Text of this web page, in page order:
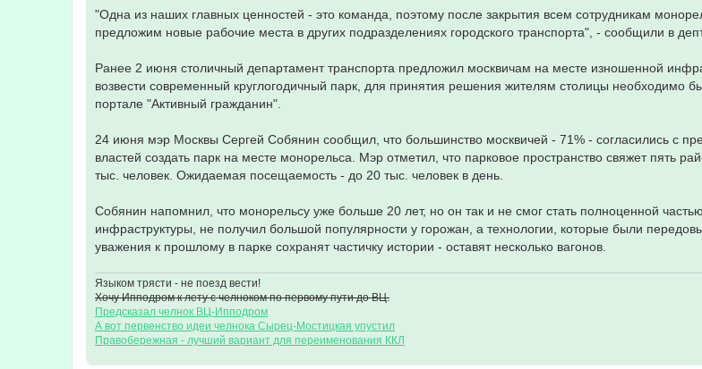
"Одна из наших главных ценностей - это команда, поэтому после закрытия всем сотрудникам
предложим новые рабочие места в других подразделениях городского транспорта", - сообщили в
Ранее 2 июня столичный департамент транспорта предложил москвичам на месте изношенной
возвести современный круглогодичный парк, для принятия решения жителям столицы необходимо
портале "Активный гражданин".
24 июня мэр Москвы Сергей Собянин сообщил, что большинство москвичей - 71% - согласились с
властей создать парк на месте монорельса. Мэр отметил, что парковое пространство свяжет пять
тыс. человек. Ожидаемая посещаемость - до 20 тыс. человек в день.
Собянин напомнил, что монорельсу уже больше 20 лет, но он так и не смог стать полноценной
инфраструктуры, не получил большой популярности у горожан, а технологии, которые были
уважения к прошлому в парке сохранят частичку истории - оставят несколько вагонов.
Языком трясти - не поезд вести!
Хочу Ипподром к лету с челноком по первому пути до ВЦ.
Предсказал челнок ВЦ-Ипподром
А вот первенство идеи челнока Сырец-Мостицкая упустил
Правобережная - лучший вариант для переименования ККЛ